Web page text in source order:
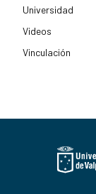
Universidad
Videos
Vinculación